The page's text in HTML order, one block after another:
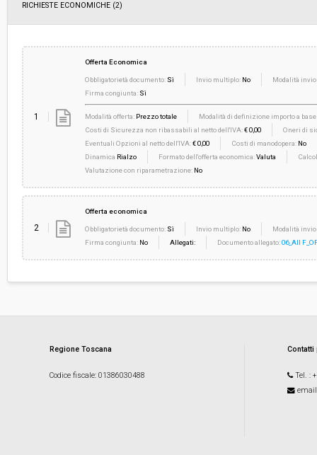
RICHIESTE ECONOMICHE (2)
1
Offerta Economica
Obbligatorietà documento: Sì Invio multiplo: No
Modalità
Firma congiunta: Sì
Modalità offerta: Prezzo totale
Modalità di definizione importo a base
Costi di Sicurezza non ribassabili al netto dell'IVA:€ 0,00
Oneri di
Eventuali Opzioni al netto dell'IVA:€ 0,00 Costi di manodopera: No
Dinamica Rialzo Formato dell'offerta economica:Valuta
Valutazione con riparametrazione: No
2
Offerta economica
Obbligatorietà documento: Sì Invio multiplo: No
Modalità
Firma congiunta: No Allegati: Documento allegato:06_All
Regione Toscana
Codice fiscale: 01386030488 Tel. :
email